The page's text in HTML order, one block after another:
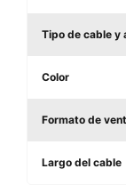
Tipo de cable y
Color
Formato de
Largo del cable